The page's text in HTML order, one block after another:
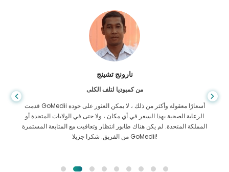
شاندها داس
من بنغلاديش لأمراض الجهاز الهضمي
لقد شكرت ابني وفريق GoMedii الرائع الذي ساعدني في رحلتي من
بنغلاديش إلى الهند لتلقي العلاج. لقد اتخذنا الخيار الصحيح في اختيار
GoMedii. حتى بعد العلاج يحتفظون بعلاقة قوية معنا